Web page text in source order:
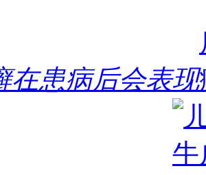
在患病后会表现